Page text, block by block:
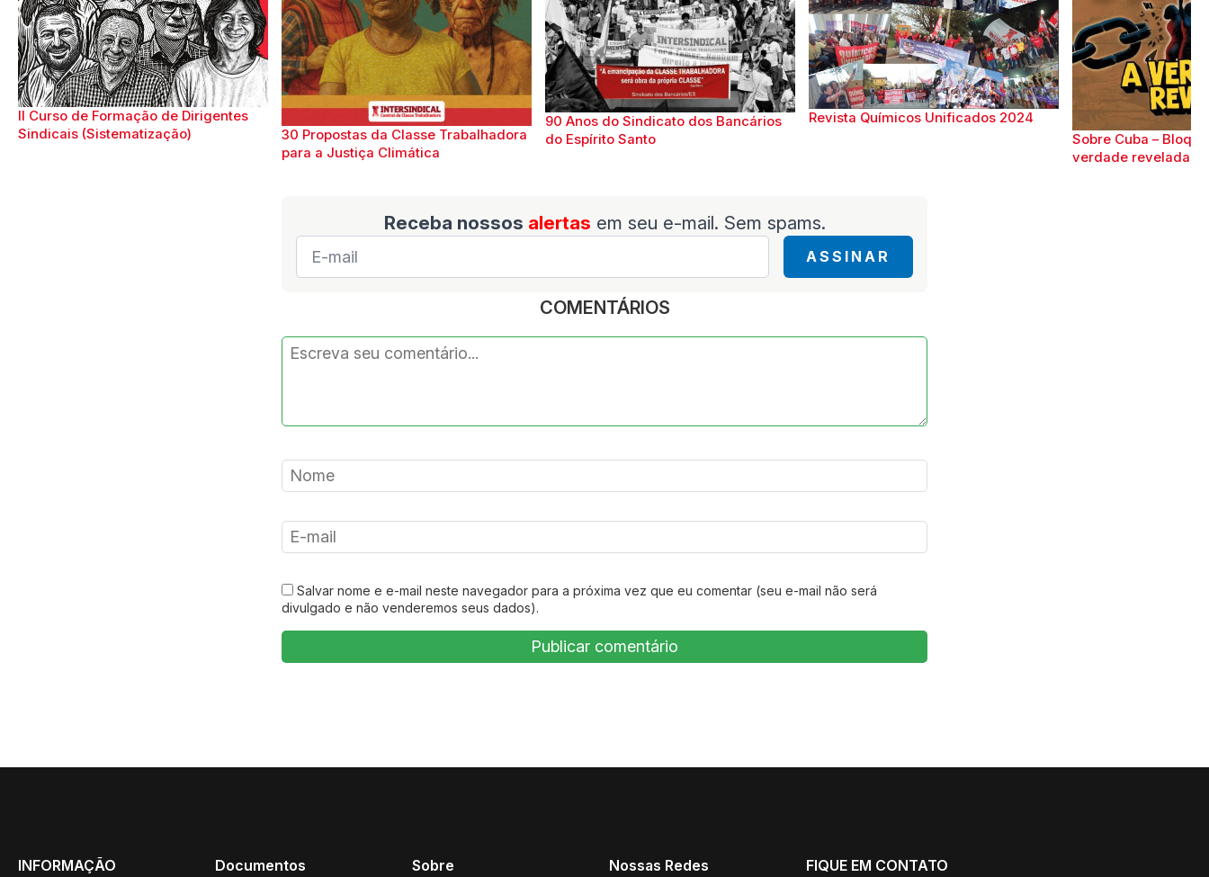
II Curso de Formação de Dirigentes
Sindicais (Sistematização)
30 Propostas da Classe Trabalhadora
para a Justiça Climática
90 Anos do Sindicato dos Bancários
do Espírito Santo
Revista Químicos Unificados 2024
Sobre Cuba –
verdade revelada
Receba nossos alertas em seu e-mail. Sem spams.
E-
mail
ASSINAR
COMENTÁRIOS
Salvar nome e e-mail neste navegador para a próxima vez que eu comentar (seu e-mail não será
divulgado e não venderemos seus dados).
INFORMAÇÃO Documentos Sobre Nossas Redes FIQUE EM CONTATO